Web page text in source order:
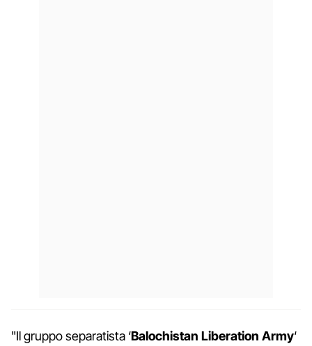
"Il gruppo separatista ‘Balochistan Liberation Army‘